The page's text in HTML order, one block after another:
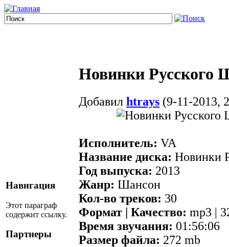
Навигация
Этот параграф
содержит ссылку.
Партнеры
Новинки Русского
Добавил htrays (9-11-2013,
Исполнитель: VA
Название диска: Новинки
Год выпуска: 2013
Жанр: Шансон
Кол-во треков: 30
Формат | Качество: mp3 |
Время звучания: 01:56:06
Размер файла: 272 mb